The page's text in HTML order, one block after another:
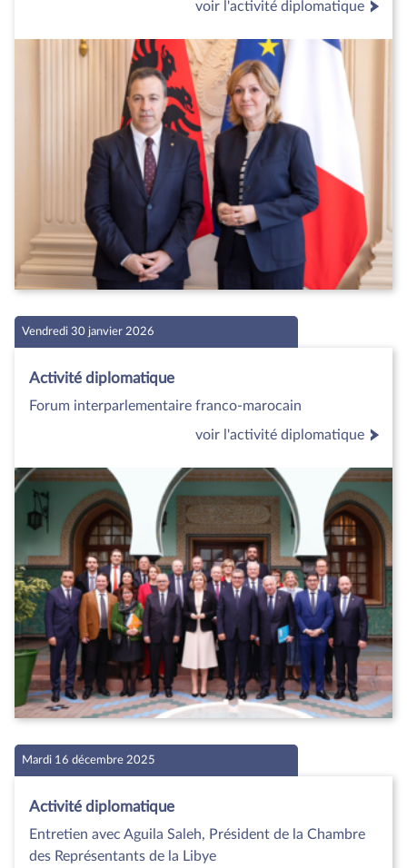
voir l'activité diplomatique
Vendredi 30 janvier 2026
Activité diplomatique
Forum interparlementaire franco-marocain
voir l'activité diplomatique
Mardi 16 décembre 2025
Activité diplomatique
Entretien avec Aguila Saleh, Président de la Chambre
des Représentants de la Libye